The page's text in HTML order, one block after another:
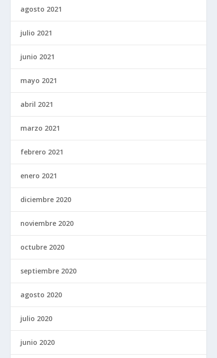
agosto 2021
julio 2021
junio 2021
mayo 2021
abril 2021
marzo 2021
febrero 2021
enero 2021
diciembre 2020
noviembre 2020
octubre 2020
septiembre 2020
agosto 2020
julio 2020
junio 2020